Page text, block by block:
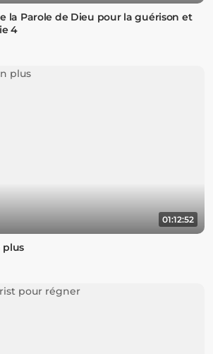
la Parole de Dieu pour la guérison et
4
01:12:52
plus